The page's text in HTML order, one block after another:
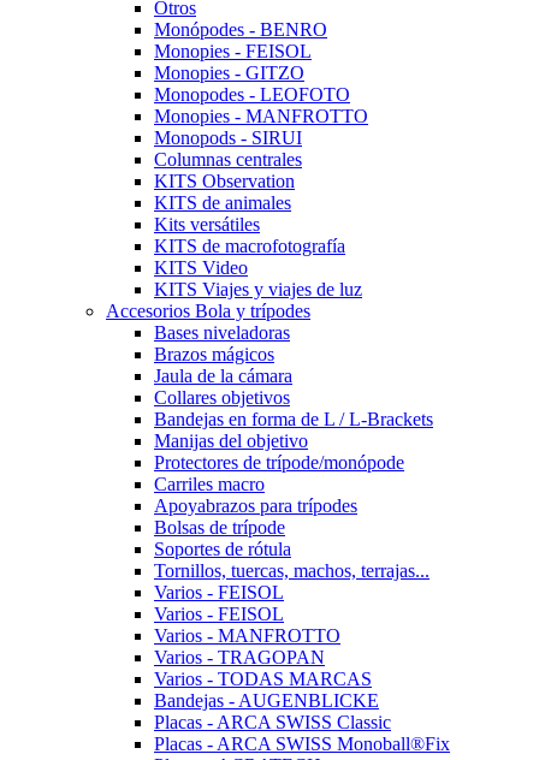
Otros
Monópodes - BENRO
Monopies - FEISOL
Monopies - GITZO
Monopodes - LEOFOTO
Monopies - MANFROTTO
Monopods - SIRUI
Columnas centrales
KITS Observation
KITS de animales
Kits versátiles
KITS de macrofotografía
KITS Video
KITS Viajes y viajes de luz
Accesorios Bola y trípodes
Bases niveladoras
Brazos mágicos
Jaula de la cámara
Collares objetivos
Bandejas en forma de L / L-Brackets
Manijas del objetivo
Protectores de trípode/monópode
Carriles macro
Apoyabrazos para trípodes
Bolsas de trípode
Soportes de rótula
Tornillos, tuercas, machos, terrajas...
Varios - FEISOL
Varios - FEISOL
Varios - MANFROTTO
Varios - TRAGOPAN
Varios - TODAS MARCAS
Bandejas - AUGENBLICKE
Placas - ARCA SWISS Classic
Placas - ARCA SWISS Monoball®Fix